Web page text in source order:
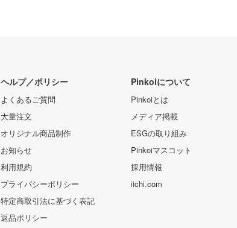
ヘルプ／ポリシー
よくあるご質問
大量注文
オリジナル商品制作
お知らせ
利用規約
プライバシーポリシー
特定商取引法に基づく表記
返品ポリシー
Pinkoiについて
Pinkoiとは
メディア掲載
ESGの取り組み
Pinkoiマスコット
採用情報
iichi.com